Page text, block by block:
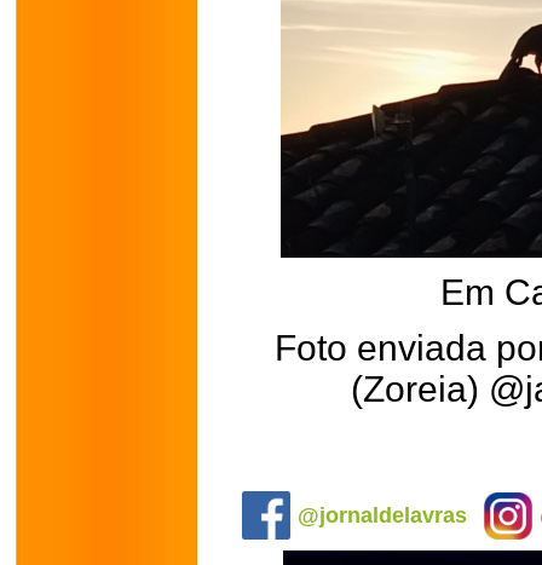
Em
Foto enviada
(Zoreia)
@jornaldelavras